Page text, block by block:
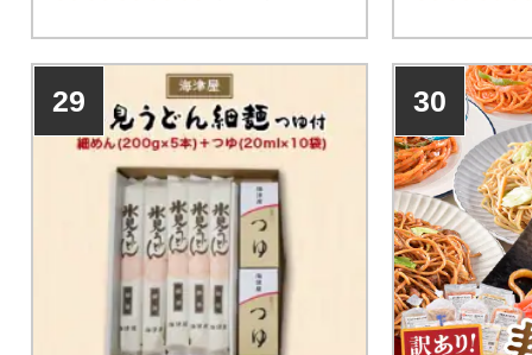
なにわうどん」。秋田県稲庭
地区に300年以上もの古くか
ら継承されている「手綯(てな
い)製法」を用いて、栗駒山系
の伏流水を使用し、熟練職人
が丁寧に仕上げた至極の逸品
は、ツルッとした喉ごしと程
よいコシに定評があります。
29 30